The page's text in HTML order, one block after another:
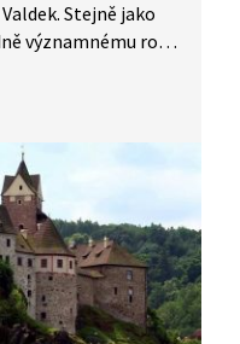
Stejně jako
významnému rodu
a také oblíbeným
roku 1965 je hrad